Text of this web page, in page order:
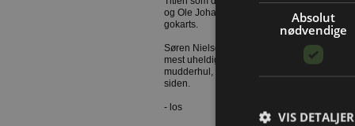
og Ole Johansen fra Jens Schultz, der
gokarts.
Søren Nielsen fra FK Byggematerialer
mest uheldige, da han, efter at have kørt
mudderhul, måtte lide den tort
siden.
- los
Absolut
nødvendige
VIS DETALJER